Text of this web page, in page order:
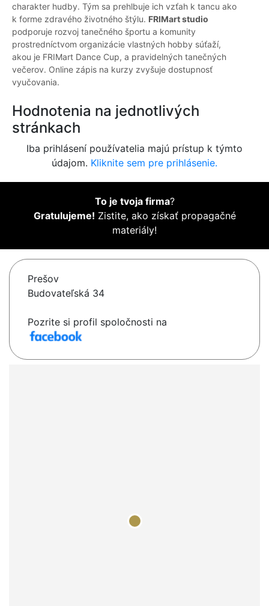
charakter hudby. Tým sa prehlbuje ich vzťah k tancu ako
k forme zdravého životného štýlu. FRIMart studio
podporuje rozvoj tanečného športu a komunity
prostredníctvom organizácie vlastných hobby súťaží,
akou je FRIMart Dance Cup, a pravidelných tanečných
večerov. Online zápis na kurzy zvyšuje dostupnosť
vyučovania.
Hodnotenia na jednotlivých
stránkach
Iba prihlásení používatelia majú prístup k týmto
údajom. Kliknite sem pre prihlásenie.
To je tvoja firma?
Gratulujeme! Zistite, ako získať propagačné
materiály!
Prešov
Budovateľská 34
Pozrite si profil spoločnosti na